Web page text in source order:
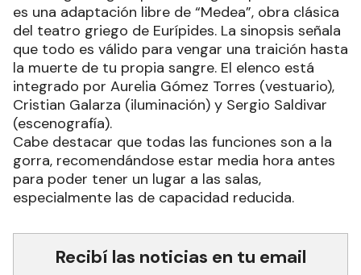
es una adaptación libre de “Medea”, obra clásica
del teatro griego de Eurípides. La sinopsis señala
que todo es válido para vengar una traición hasta
la muerte de tu propia sangre. El elenco está
integrado por Aurelia Gómez Torres (vestuario),
Cristian Galarza (iluminación) y Sergio Saldivar
(escenografía).
Cabe destacar que todas las funciones son a la
gorra, recomendándose estar media hora antes
para poder tener un lugar a las salas,
especialmente las de capacidad reducida.
Recibí las noticias en tu email